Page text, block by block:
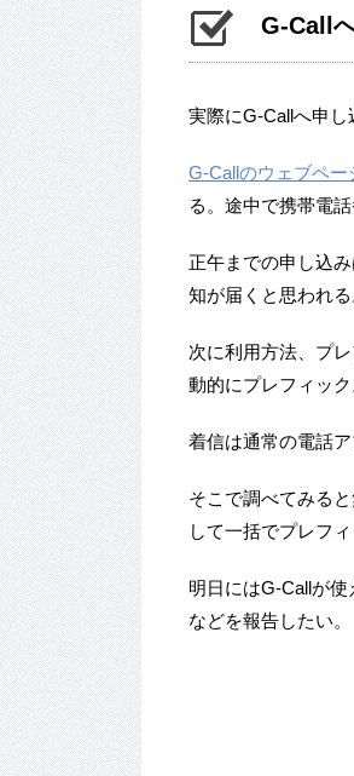
G-Call
実際にG-Callへ申し
G-Callのウェブペー
る。途中で携帯電
正午までの申し込
知が届くと思われる
次に利用方法、プ
動的にプレフィッ
着信は通常の電話
そこで調べてみる
して一括でプレフ
明日にはG-Callが
などを報告したい。